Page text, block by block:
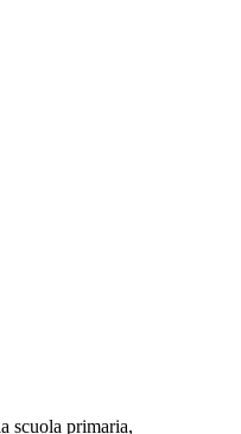
scuola primaria,